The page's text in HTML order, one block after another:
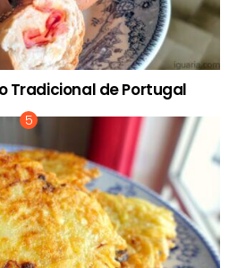
Tradicional de Portugal